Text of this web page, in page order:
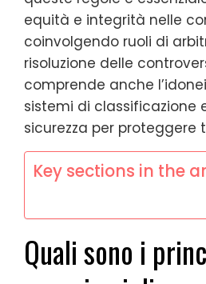
equità e integrità nelle
coinvolgendo ruoli di
risoluzione delle
comprende anche
sistemi di classificazione
sicurezza per
Key sections in the
Quali sono i